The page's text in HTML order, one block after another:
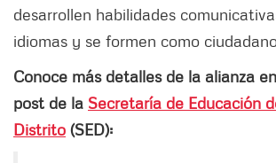
desarrollen habilidades
idiomas y se formen como
Conoce más detalles de la alianza
post de la Secretaría de Educación
Distrito (SED):